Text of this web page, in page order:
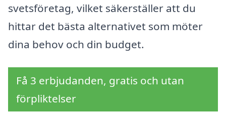
svetsföretag, vilket säkerställer att du
hittar det bästa alternativet som möter
dina behov och din budget.
Få 3 erbjudanden, gratis och utan
förpliktelser